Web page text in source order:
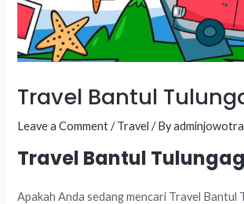
Travel Bantul
Leave a Comment /Travel / By
Travel Bantul
Apakah Anda sedang mencari Travel Bantul